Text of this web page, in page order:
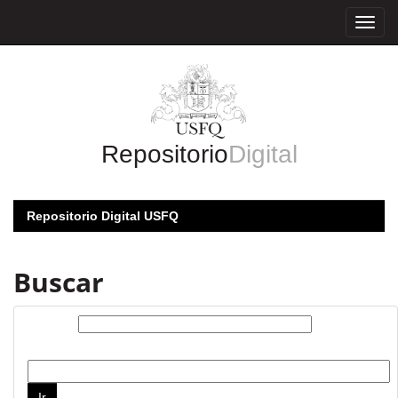
RepositorioDigital
Repositorio Digital USFQ
Buscar